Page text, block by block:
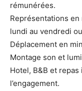
rémunérées.
Représentations
lundi au vendredi
Déplacement en
Montage son et
Hotel, B&B et
l’engagement.